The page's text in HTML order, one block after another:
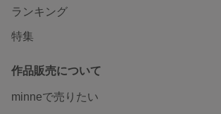
ランキング
特集
作品販売について
minneで売りたい